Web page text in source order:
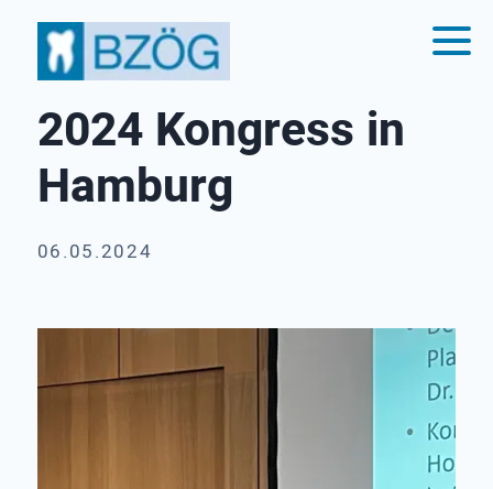
2024 Kongress in
Hamburg
06.05.2024